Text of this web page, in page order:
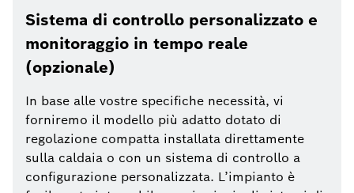
Sistema di controllo personalizzato e
monitoraggio in tempo reale
(opzionale)
In base alle vostre specifiche necessità, vi
forniremo il modello più adatto dotato di
regolazione compatta installata direttamente
sulla caldaia o con un sistema di controllo a
configurazione personalizzata. L’impianto è